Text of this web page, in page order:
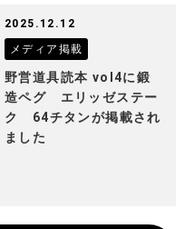
2025.12.12
メディア掲載
野営道具読本 vol4に鍛
造ペグ エリッゼステー
ク 64チタンが掲載され
ました